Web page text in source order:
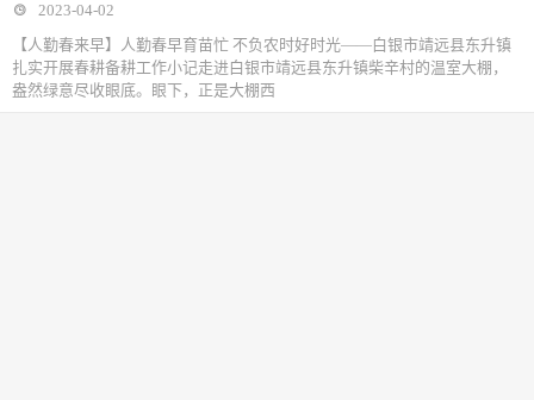
2023-04-02
【人勤春来早】人勤春早育苗忙 不负农时好时光——白银市靖远县东升镇
扎实开展春耕备耕工作小记走进白银市靖远县东升镇柴辛村的温室大棚，
盎然绿意尽收眼底。眼下，正是大棚西